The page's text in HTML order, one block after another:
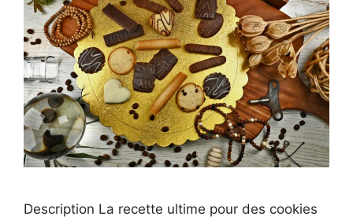
Description La recette ultime pour des cookies